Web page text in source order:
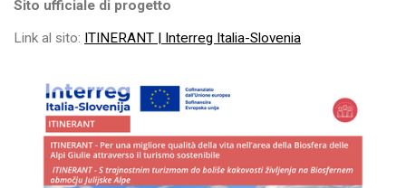
Sito ufficiale di progetto
Link al sito: ITINERANT | Interreg Italia-Slovenia